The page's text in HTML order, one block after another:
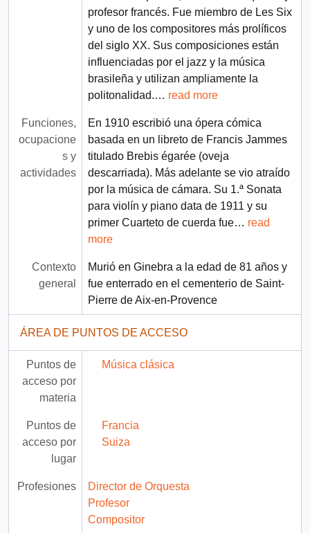
profesor francés. Fue miembro de Les Six
y uno de los compositores más prolíficos
del siglo XX. Sus composiciones están
influenciadas por el jazz y la música
brasileña y utilizan ampliamente la
politonalidad.… read more
Funciones,
ocupacione
s y
actividades
En 1910 escribió una ópera cómica
basada en un libreto de Francis Jammes
titulado Brebis égarée (oveja
descarriada). Más adelante se vio atraído
por la música de cámara. Su 1.ª Sonata
para violín y piano data de 1911 y su
primer Cuarteto de cuerda fue… read
more
Contexto
general
Murió en Ginebra a la edad de 81 años y
fue enterrado en el cementerio de Saint-
Pierre de Aix-en-Provence
ÁREA DE PUNTOS DE ACCESO
Puntos de
acceso por
materia
Música clásica
Puntos de
acceso por
lugar
Francia
Suiza
Profesiones
Director de Orquesta
Profesor
Compositor